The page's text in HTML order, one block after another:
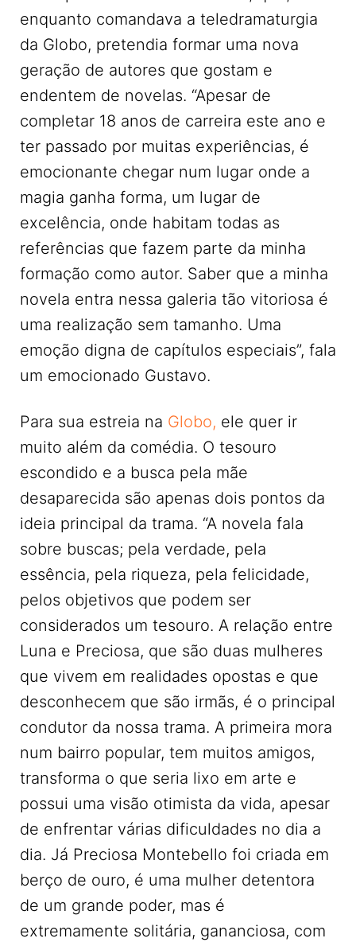
enquanto comandava a teledramaturgia
da Globo, pretendia formar uma nova
geração de autores que gostam e
endentem de novelas. “Apesar de
completar 18 anos de carreira este ano e
ter passado por muitas experiências, é
emocionante chegar num lugar onde a
magia ganha forma, um lugar de
excelência, onde habitam todas as
referências que fazem parte da minha
formação como autor. Saber que a minha
novela entra nessa galeria tão vitoriosa é
uma realização sem tamanho. Uma
emoção digna de capítulos especiais”, fala
um emocionado Gustavo.
Para sua estreia na Globo, ele quer ir
muito além da comédia. O tesouro
escondido e a busca pela mãe
desaparecida são apenas dois pontos da
ideia principal da trama. “A novela fala
sobre buscas; pela verdade, pela
essência, pela riqueza, pela felicidade,
pelos objetivos que podem ser
considerados um tesouro. A relação entre
Luna e Preciosa, que são duas mulheres
que vivem em realidades opostas e que
desconhecem que são irmãs, é o principal
condutor da nossa trama. A primeira mora
num bairro popular, tem muitos amigos,
transforma o que seria lixo em arte e
possui uma visão otimista da vida, apesar
de enfrentar várias dificuldades no dia a
dia. Já Preciosa Montebello foi criada em
berço de ouro, é uma mulher detentora
de um grande poder, mas é
extremamente solitária, gananciosa, com